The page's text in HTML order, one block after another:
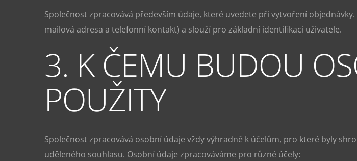
Společnost zpracovává především údaje, které uvedete při vytvoření
mailová adresa a telefonní kontakt) a slouží pro základní identifikaci uživatele.
3. K ČEMU BUDOU
POUŽITY
Společnost zpracovává osobní údaje vždy výhradně k účelům, pro které byly
uděleného souhlasu. Osobní údaje zpracováváme pro různé účely: